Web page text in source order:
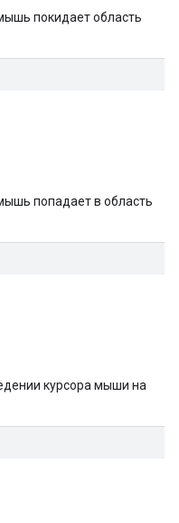
покидает область
попадает в область
курсора мыши на